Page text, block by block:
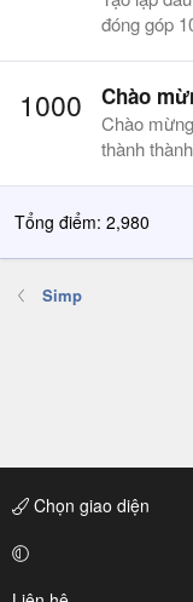
đóng góp
1000 Chào
Chào
thành
Tổng điểm: 2,980
Simp
Chọn giao diện